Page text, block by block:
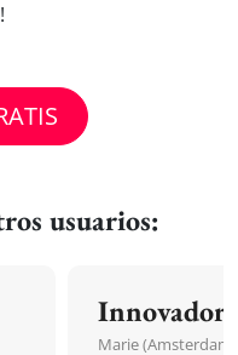
usuarios:
Innovador
Marie (Amsterdam,